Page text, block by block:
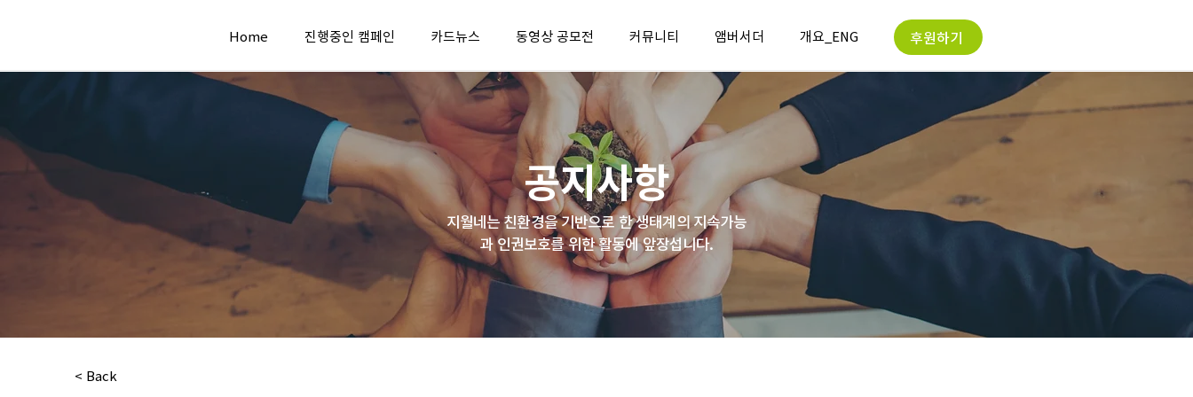
Home 진행중인 캠페인 카드뉴스 동영상 공모전 커뮤니티 앰버서더 개요_ENG 후원하기
공지사항
지월네는 친환경을 기반으로 한 생태계의 지속가능
과 인권보호를 위한 활동에 앞장섭니다.
< Back